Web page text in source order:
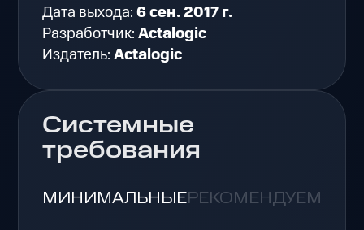
Дата выхода:6 сен. 2017 г.
Разработчик:Actalogic
Издатель:Actalogic
Системные
требования
МИНИМАЛЬНЫЕРЕКОМЕНДУЕМЫЕ